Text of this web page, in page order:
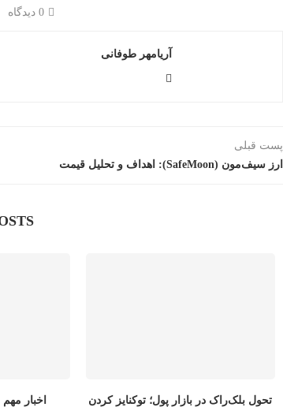
0 دیدگاه
آریامهر طوفانی
پست قبلی
ارز سیف‌مون (SafeMoon): اهداف و تحلیل قیمت
اخبار
تحول بلک‌راک در بازار پول؛ توکنایز کردن